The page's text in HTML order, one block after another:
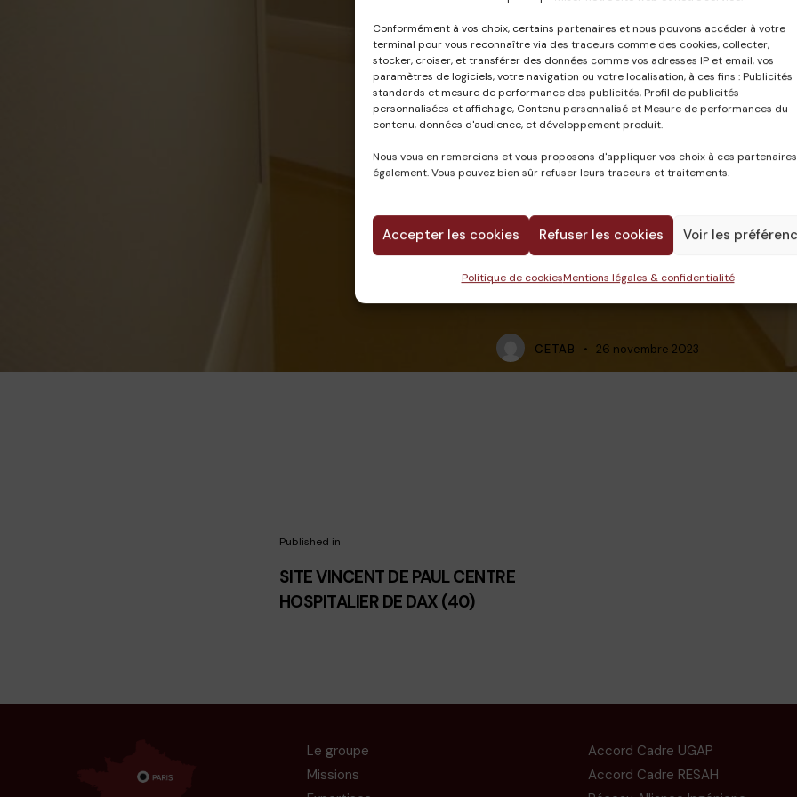
Conformément à vos choix, certains partenaires et nous pouvons accéder à votre
terminal pour vous reconnaître via des traceurs comme des cookies, collecter,
stocker, croiser, et transférer des données comme vos adresses IP et email, vos
paramètres de logiciels, votre navigation ou votre localisation, à ces fins : Publicités
standards et mesure de performance des publicités, Profil de publicités
personnalisées et affichage, Contenu personnalisé et Mesure de performances du
contenu, données d'audience, et développement produit.
Nous vous en remercions et vous proposons d'appliquer vos choix à ces partenaires
également. Vous pouvez bien sûr refuser leurs traceurs et traitements.
Accepter les cookies Refuser les cookies Voir les
Politique de cookiesMentions légales & confidentialité
CETAB 26 novembre 2023
Published in
SITE VINCENT DE PAUL CENTRE
HOSPITALIER DE DAX (40)
Le groupe
Missions
Accord Cadre UGAP
Accord Cadre RESAH